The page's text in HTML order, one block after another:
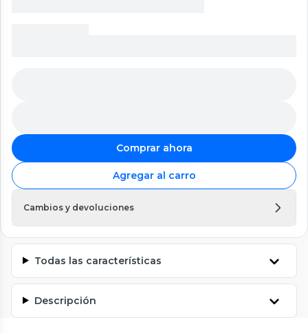
Comprar ahora
Agregar al carro
Cambios y devoluciones
Todas las características
Descripción